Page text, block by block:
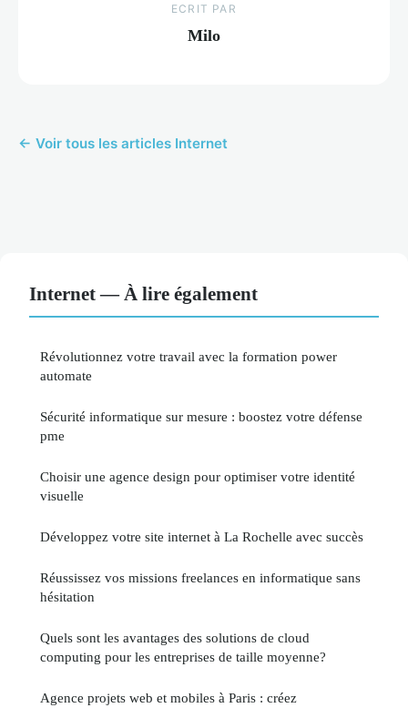
ECRIT PAR
Milo
← Voir tous les articles Internet
Internet — À lire également
Révolutionnez votre travail avec la formation power
automate
Sécurité informatique sur mesure : boostez votre défense
pme
Choisir une agence design pour optimiser votre identité
visuelle
Développez votre site internet à La Rochelle avec succès
Réussissez vos missions freelances en informatique sans
hésitation
Quels sont les avantages des solutions de cloud
computing pour les entreprises de taille moyenne?
Agence projets web et mobiles à Paris : créez